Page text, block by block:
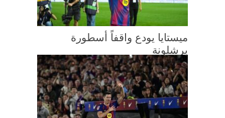
ميستايا يودع واقفاً أسطورة
برشلونة